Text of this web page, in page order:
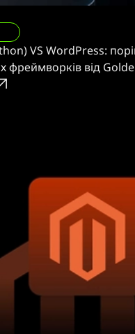
VS WordPress:
фреймворків від